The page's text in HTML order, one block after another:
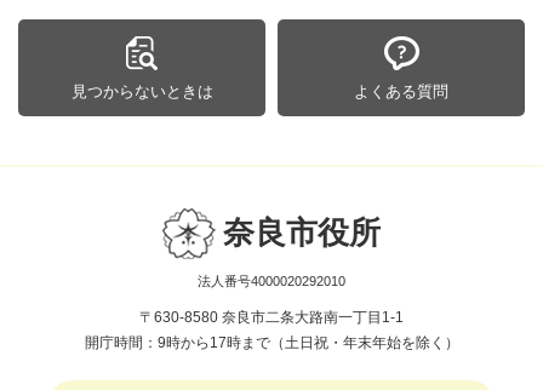
見つからないときは よくある質問
奈良市役所
法人番号4000020292010
〒630-8580 奈良市二条大路南一丁目1-1
開庁時間：9時から17時まで（土日祝・年末年始を除く）